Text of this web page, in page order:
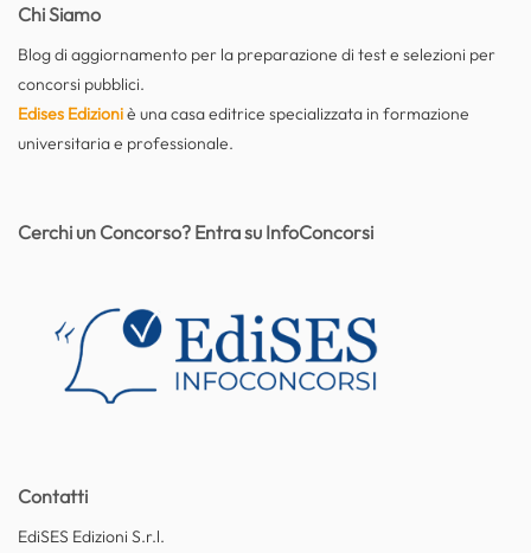
Chi Siamo
Blog di aggiornamento per la preparazione di test e selezioni per
concorsi pubblici.
Edises Edizioniè una casa editrice specializzata in formazione
universitaria e professionale.
Contatti
EdiSES Edizioni S.r.l.
Cerchi un Concorso? Entra su InfoConcorsi